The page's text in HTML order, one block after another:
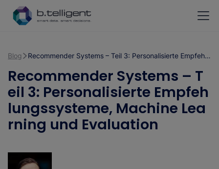
Zum Hauptinhalt springen
Blog Recommender Systems – Teil 3: Personalisierte Empfehlungssysteme, Machine Learning und Evaluation
Recommender Systems – T
eil 3: Personalisierte Empfeh
lungssysteme, Machine Lea
rning und Evaluation